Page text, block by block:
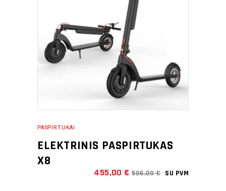
PRIDĖTI Į KREPŠELĮ
PASPIRTUKAI
ELEKTRINIS PASPIRTUKAS
X8
455,00 € 506,00€ SU PVM